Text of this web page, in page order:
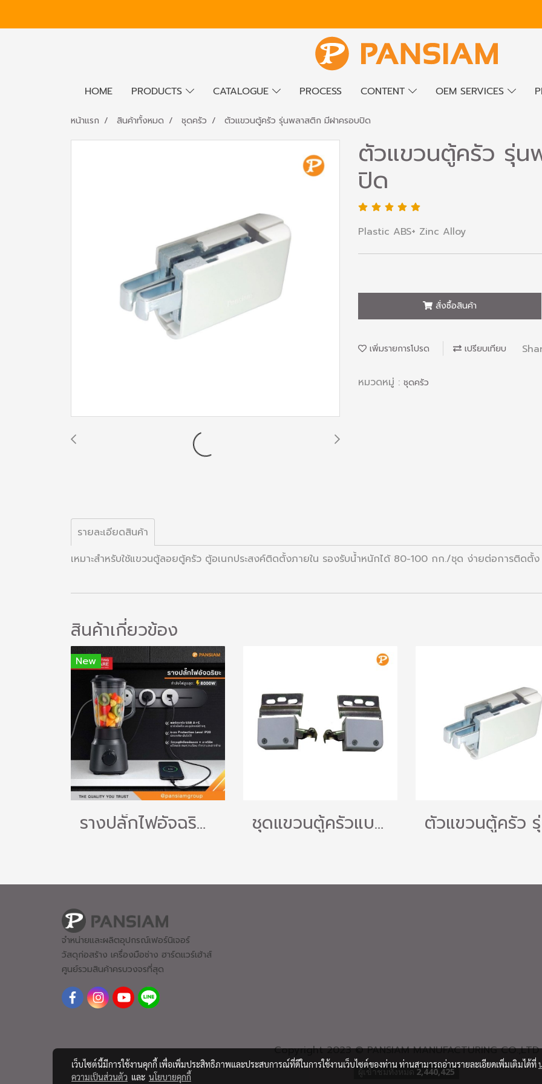
HOME PRODUCTS CATALOGUE PROCESS CONTENT OEM SERVICES
หน้าแรก สินค้าทั้งหมด ชุดครัว ตัวแขวนตู้ครัว รุ่นพลาสติก มีฝาครอบปิด
ตัวแขวนตู้ครัว รุ่
ปิด
Plastic ABS+ Zinc Alloy
สั่งซื้อสินค้า
เพิ่มรายการโปรด เปรียบเทียบ
หมวดหมู่ : ชุดครัว
รายละเอียดสินค้า
เหมาะสำหรับใช้แขวนตู้ลอยตู้ครัว ตู้อเนกประสงค์ติดตั้งภายใน รองรับน้ำหนักได้ 80-100 กก./ชุด ง่ายต่อการติดตั้ง
สินค้าเกี่ยวข้อง
New
รางปลั๊กไฟอัจฉริยะ Power Track Socket Series พร้อมช่องเสียบ Universal + USB A+C ชาร์จเร็ว ปลอดภัย ดีไซน์หรูติดผนัง ชุดแขวนตู้ครัวแบบ A
จำหน่ายและผลิตอุปกรณ์เฟอร์นิเจอร์
วัสดุก่อสร้าง เครื่องมือช่าง ฮาร์ดแวร์เฮ้าส์
ศูนย์รวมสินค้าครบวงจรที่สุด
Copyright 2023 © PANSIAM MANUFACTURING CO.,LTD
ผู้เข้าชมวันนี้ 51
เว็บไซต์นี้มีการใช้งานคุกกี้ เพื่อเพิ่มประสิทธิภาพและประสบการณ์ที่ดีในการใช้งานเว็บไซต์ของท่าน ท่านสามารถอ่านรายละเอียดเพิ่มเติมได้ที่
ความเป็นส่วนตัว และ นโยบายคุกกี้